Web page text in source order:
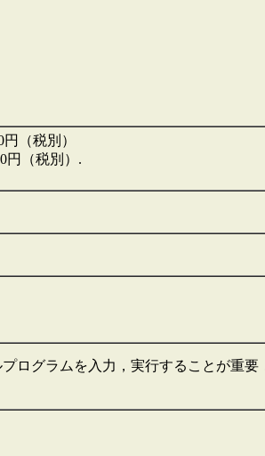
（税別）
円（税別）.
ログラムを入力，実行することが重要